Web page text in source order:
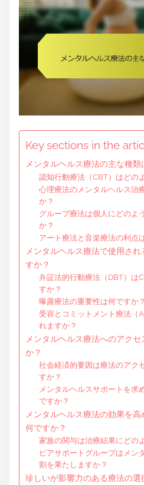
Key sections in the
メンタルヘルス療法の主な種類
認知行動療法（CBT）はどの
心理療法のメンタルヘルス治
か？
グループ療法は個人にどのよ
か？
アート療法と音楽療法の利点
メンタルヘルス療法で使用さ
すか？
弁証法的行動療法（DBT）は
すか？
曝露療法の重要性は何ですか？
受容とコミットメント療法（
れますか？
メンタルヘルス療法へのアク
か？
社会経済的要因は療法のアク
すか？
メンタルヘルスサポートを求
ですか？
メンタルヘルス療法の効果を
何ですか？
家族の関与は治療結果にどの
ピアサポートグループはメン
割を果たしますか？
珍しいが影響力のある療法の選